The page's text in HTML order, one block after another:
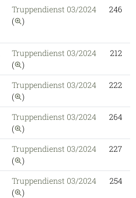
Truppendienst 03/2024
(
auf diese Publikation
)
246
Truppendienst 03/2024
(
auf diese Publikation
)
212
Truppendienst 03/2024
(
auf diese Publikation
)
222
Truppendienst 03/2024
(
auf diese Publikation
)
264
Truppendienst 03/2024
(
auf diese Publikation
)
227
Truppendienst 03/2024
(
auf diese Publikation
)
254